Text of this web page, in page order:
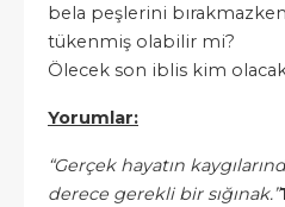
bela peşlerini
tükenmiş olabilir mi?
Ölecek son iblis kim
Yorumlar:
“Gerçek hayatın
derece gerekli bir sığınak.”